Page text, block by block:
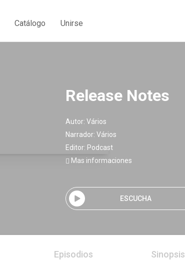
Catálogo Unirse
Release Notes
Autor: Vários
Narrador: Vários
Editor: Podcast
Mas informaciones
ESCUCHA
Episodios Sinopsis